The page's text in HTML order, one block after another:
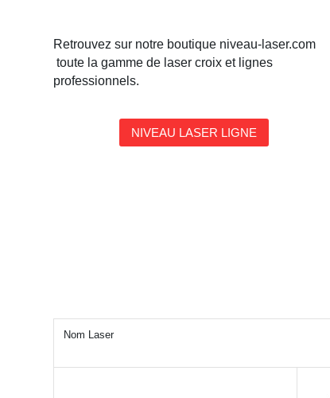
Retrouvez sur notre boutique niveau-laser.com
toute la gamme de laser croix et lignes
professionnels.
NIVEAU LASER LIGNE
Nom Laser